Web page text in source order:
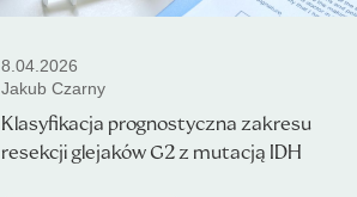
8.04.2026
Jakub Czarny
Klasyfikacja prognostyczna zakresu
resekcji glejaków G2 z mutacją IDH